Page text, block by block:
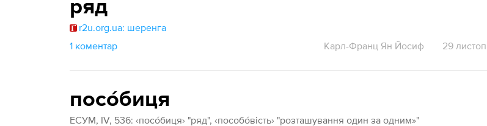
ряд
r2u.org.ua: шеренга
1 коментар
Карл-Франц Ян Йосиф 29
посо́биця
ЕСУМ, IV, 536: ‹посо́биця› "ряд", ‹пособо́вість› "розташування один за одним»"